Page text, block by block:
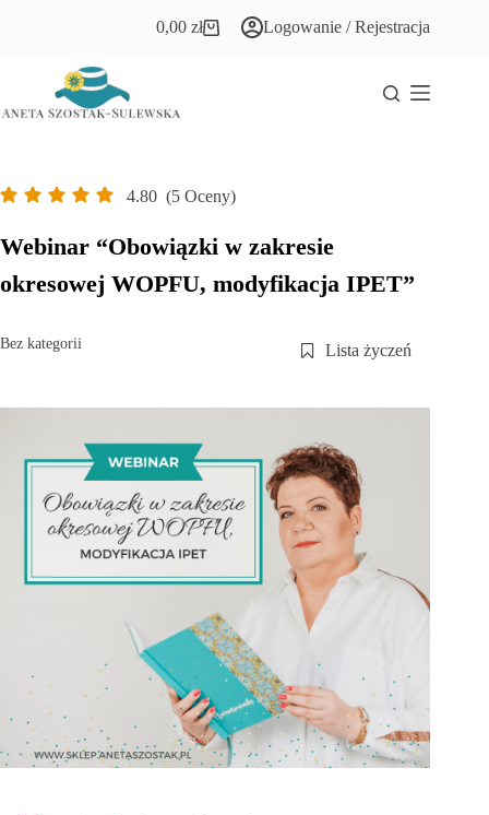
Koszyk
0,00zł Logowanie / Rejestracja
4.80 (5 Oceny)
Webinar “Obowiązki w zakresie
okresowej WOPFU, modyfikacja IPET”
Bez kategorii Lista życzeń